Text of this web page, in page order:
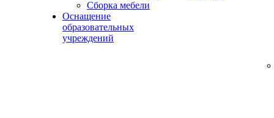
Сборка мебели
Оснащение
образовательных
учреждений